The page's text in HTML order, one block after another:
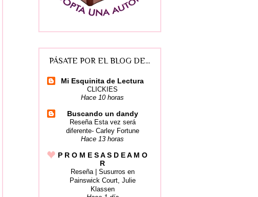
PÁSATE POR EL BLOG DE...
Mi Esquinita de Lectura
CLICKIES
Hace 10 horas
Buscando un dandy
Reseña Esta vez será
diferente- Carley Fortune
Hace 13 horas
P R O M E S A S D E A M O
R
Reseña | Susurros en
Painswick Court, Julie
Klassen